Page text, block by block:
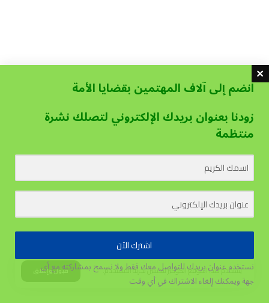
يستخدم هذا الموقع الكوكيز لتحسين تجربة المستخدم. قبول وإغلاق
انضم إلى آلاف المهتمين بقضايا الأمة
زودنا بعنوان بريدك الإلكتروني لتصلك نشرة
منتظمة
اشترك الآن
نستخدم عنوان بريدك للتواصل معك فقط ولا نسمح بمشاركته مع أي
جهةويمكنك إلغاء الاشتراك في أي وقت